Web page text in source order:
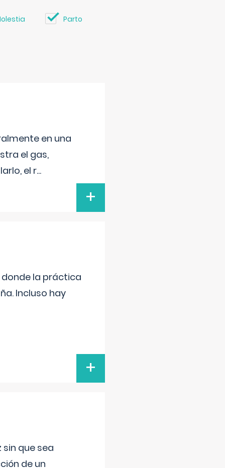
Parto
en una
el gas,
el r...
+
donde la práctica
Incluso hay
+
que sea
de un